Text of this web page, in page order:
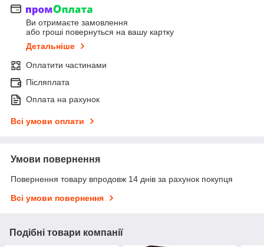
Ви отримаєте замовлення
або гроші повернуться на вашу картку
Детальніше
Оплатити частинами
Післяплата
Оплата на рахунок
Всі умови оплати
Умови повернення
Повернення товару впродовж 14 днів за рахунок покупця
Всі умови повернення
Подібні товари компанії